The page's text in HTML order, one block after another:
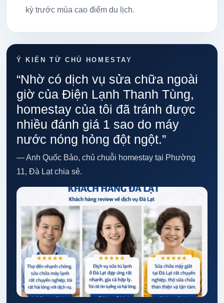
kỳ trước mùa cao điểm du lịch.
Ý KIẾN TỪ CHỦ HOMESTAY
“Nhờ có dịch vụ sửa chữa ngoài
giờ của Điện Lạnh Thanh Tùng,
homestay của tôi đã tránh được
nhiều đánh giá 1 sao do máy
nước nóng hỏng đột ngột.”
— Anh Quốc Bảo, chủ chuỗi homestay tại Phường
11, Đà Lạt chia sẻ.